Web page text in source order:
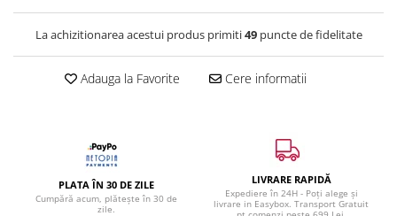
La achizitionarea acestui produs primiti49puncte de fidelitate
Adauga la Favorite Cere informatii
PLATA ÎN 30 DE ZILE
Cumpără acum, plătește în 30 de
zile.
LIVRARE RAPIDĂ
Expediere în 24H - Poți alege și
livrare in Easybox. Transport Gratuit